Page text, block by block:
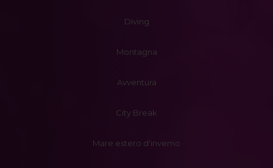
Diving
Montagna
Avventura
City Break
Mare estero d'inverno